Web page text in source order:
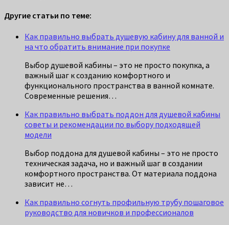
Другие статьи по теме:
Как правильно выбрать душевую кабину для ванной и
на что обратить внимание при покупке
Выбор душевой кабины – это не просто покупка, а
важный шаг к созданию комфортного и
функционального пространства в ванной комнате.
Современные решения…
Как правильно выбрать поддон для душевой кабины
советы и рекомендации по выбору подходящей
модели
Выбор поддона для душевой кабины – это не просто
техническая задача, но и важный шаг в создании
комфортного пространства. От материала поддона
зависит не…
Как правильно согнуть профильную трубу пошаговое
руководство для новичков и профессионалов